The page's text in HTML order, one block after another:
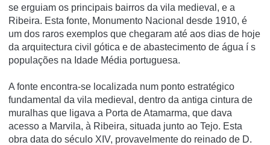
se erguiam os principais bairros da vila medieval, e a
Ribeira. Esta fonte, Monumento Nacional desde 1910, é
um dos raros exemplos que chegaram até aos dias de hoje
da arquitectura civil gótica e de abastecimento de água í s
populações na Idade Média portuguesa.
A fonte encontra-se localizada num ponto estratégico
fundamental da vila medieval, dentro da antiga cintura de
muralhas que ligava a Porta de Atamarma, que dava
acesso a Marvila, à Ribeira, situada junto ao Tejo. Esta
obra data do século XIV, provavelmente do reinado de D.